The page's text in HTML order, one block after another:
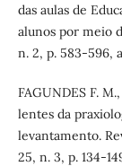
das aulas de
alunos por meio
n. 2, p. 583-596,
FAGUNDES F.
lentes da
levantamento.
25, n. 3, p. 134-